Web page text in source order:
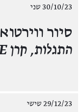
30/10/23 שני
סיור
התגלות, קרן MAPFRE, מדריד
29/12/23 שישי